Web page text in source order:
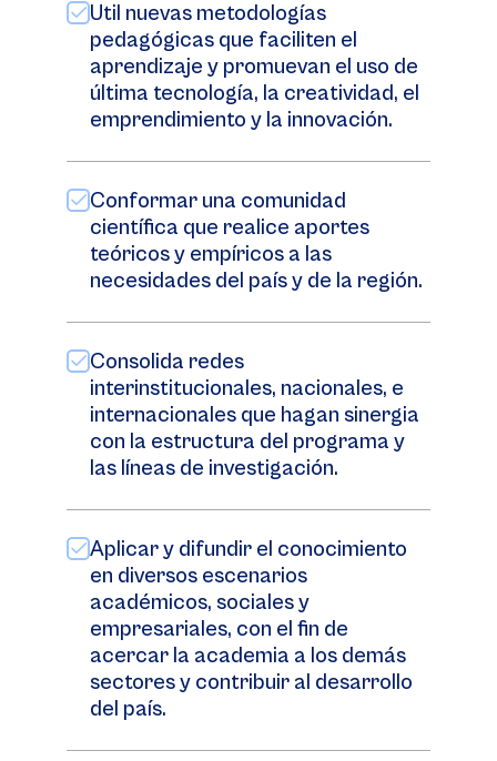
Util nuevas metodologías
pedagógicas que faciliten el
aprendizaje y promuevan el uso de
última tecnología, la creatividad, el
emprendimiento y la innovación.
Conformar una comunidad
científica que realice aportes
teóricos y empíricos a las
necesidades del país y de la región.
Consolida redes
interinstitucionales, nacionales, e
internacionales que hagan sinergia
con la estructura del programa y
las líneas de investigación.
Aplicar y difundir el conocimiento
en diversos escenarios
académicos, sociales y
empresariales, con el fin de
acercar la academia a los demás
sectores y contribuir al desarrollo
del país.